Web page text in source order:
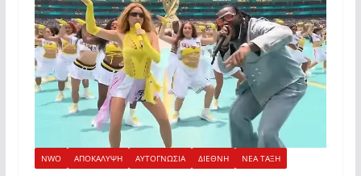
NWO ΑΠΟΚΑΛΥΨΗ ΑΥΤΟΓΝΩΣΙΑ ΔΙΕΘΝΗ ΝΕΑ ΤΑΞΗ